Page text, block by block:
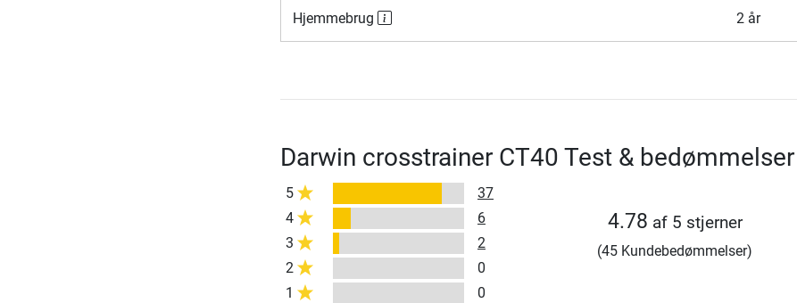
Hjemmebrug 2 år
Darwin crosstrainer CT40 Test & bedømmelser
5
37
4
6
3
2
2
0
1
0
4.78 af 5 stjerner
(45 Kundebedømmelser)